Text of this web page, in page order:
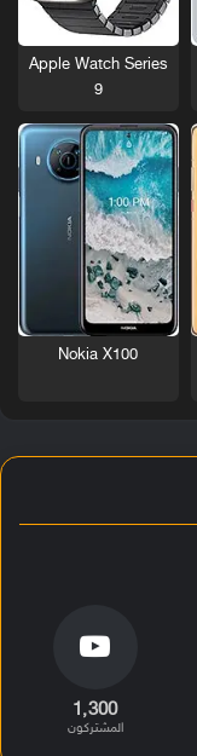
Apple Watch Series
9
Nokia X100
1٬300
المشتركون